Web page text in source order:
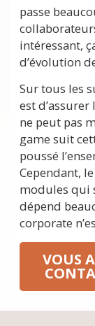
passe
intéressant,
d’évolution
Sur tous les
est
ne peut pas
game suit
poussé
Cependant,
modules qui
dépend
corporate
VOUS